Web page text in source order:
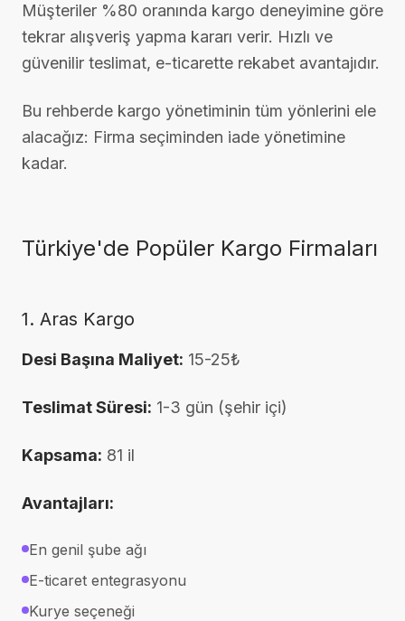
Müşteriler %80 oranında kargo deneyimine göre
tekrar alışveriş yapma kararı verir. Hızlı ve
güvenilir teslimat, e-ticarette rekabet avantajıdır.
Bu rehberde kargo yönetiminin tüm yönlerini ele
alacağız: Firma seçiminden iade yönetimine
kadar.
Türkiye'de Popüler Kargo Firmaları
1. Aras Kargo
Desi Başına Maliyet: 15-25₺
Teslimat Süresi: 1-3 gün (şehir içi)
Kapsama: 81 il
Avantajları:
En genil şube ağı
E-ticaret entegrasyonu
Kurye seçeneği